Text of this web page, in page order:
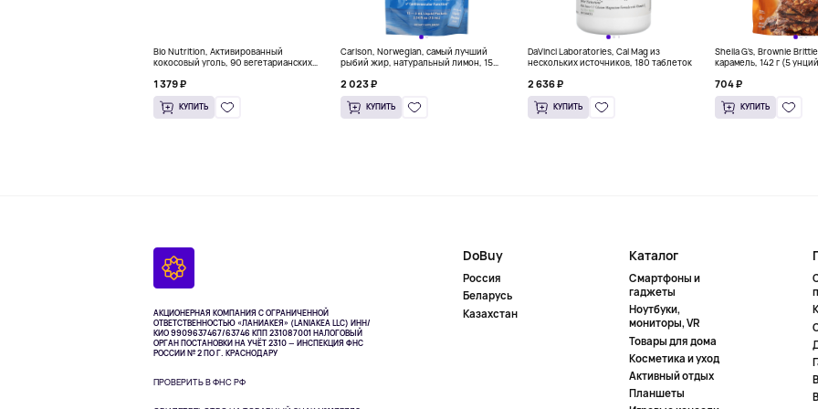
Bio Nutrition, Активированный
кокосовый уголь, 90 вегетарианских
1 379 ₽
КУПИТЬ
Carlson, Norwegian, самый лучший
рыбий жир, натуральный лимон, 15
2 023 ₽
КУПИТЬ
DaVinci Laboratories, Cal Mag из
нескольких источников, 180 таблеток
2 636 ₽
КУПИТЬ
Sheila G's, Brownie
карамель, 142 г (5
704 ₽
КУПИТЬ
АКЦИОНЕРНАЯ КОМПАНИЯ С ОГРАНИЧЕННОЙ
ОТВЕТСТВЕННОСТЬЮ «ЛАНИАКЕЯ» (LANIAKEA LLC) ИНН/
КИО 9909637467/63746 КПП 231087001НАЛОГОВЫЙ
ОРГАН ПОСТАНОВКИ НА УЧЁТ 2310 — ИНСПЕКЦИЯ ФНС
РОССИИ № 2 ПО Г. КРАСНОДАРУ
ПРОВЕРИТЬ В ФНС РФ
DoBuy
Россия
Беларусь
Казахстан
Каталог
Смартфоны и
гаджеты
Ноутбуки,
мониторы, VR
Товары для дома
Косметика и уход
Активный отдых
Планшеты